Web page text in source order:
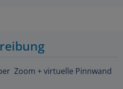
Zoom + virtuelle Pinnwand